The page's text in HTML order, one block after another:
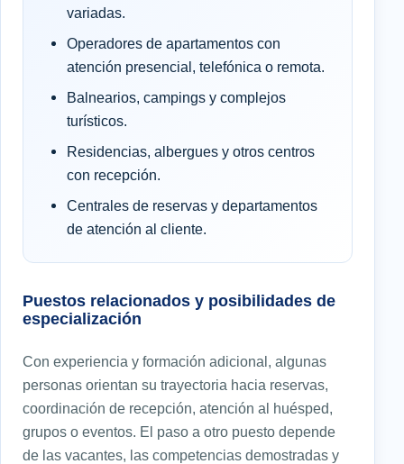
variadas.
Operadores de apartamentos con
atención presencial, telefónica o remota.
Balnearios, campings y complejos
turísticos.
Residencias, albergues y otros centros
con recepción.
Centrales de reservas y departamentos
de atención al cliente.
Puestos relacionados y posibilidades de
especialización
Con experiencia y formación adicional, algunas
personas orientan su trayectoria hacia reservas,
coordinación de recepción, atención al huésped,
grupos o eventos. El paso a otro puesto depende
de las vacantes, las competencias demostradas y